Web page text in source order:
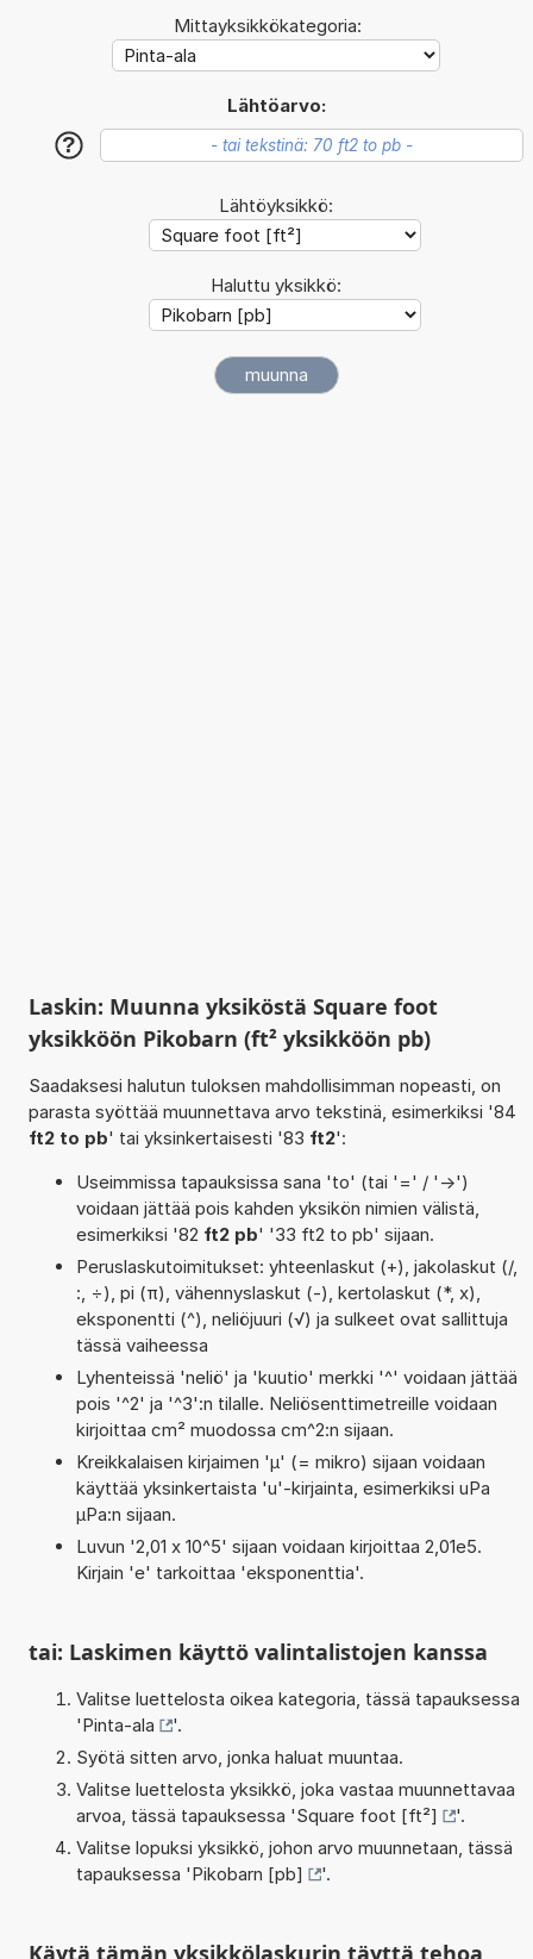
Mittayksikkökategoria:
Lähtöarvo:
?
Lähtöyksikkö:
Haluttu yksikkö:
Laskin: Muunna yksiköstä Square foot
yksikköön Pikobarn (ft² yksikköön pb)
Saadaksesi halutun tuloksen mahdollisimman nopeasti, on
parasta syöttää muunnettava arvo tekstinä, esimerkiksi '84
ft2 to pb' tai yksinkertaisesti '83 ft2':
Useimmissa tapauksissa sana 'to' (tai '=' / '->')
voidaan jättää pois kahden yksikön nimien välistä,
esimerkiksi '82 ft2 pb' '33 ft2 to pb' sijaan.
Peruslaskutoimitukset: yhteenlaskut (+), jakolaskut (/,
:, ÷), pi (π), vähennyslaskut (-), kertolaskut (*, x),
eksponentti (^), neliöjuuri (√) ja sulkeet ovat sallittuja
tässä vaiheessa
Lyhenteissä 'neliö' ja 'kuutio' merkki '^' voidaan jättää
pois '^2' ja '^3':n tilalle. Neliösenttimetreille voidaan
kirjoittaa cm² muodossa cm^2:n sijaan.
Kreikkalaisen kirjaimen 'µ' (= mikro) sijaan voidaan
käyttää yksinkertaista 'u'-kirjainta, esimerkiksi uPa
µPa:n sijaan.
Luvun '2,01 x 10^5' sijaan voidaan kirjoittaa 2,01e5.
Kirjain 'e' tarkoittaa 'eksponenttia'.
tai: Laskimen käyttö valintalistojen kanssa
Valitse luettelosta oikea kategoria, tässä tapauksessa
'Pinta-ala
'.
Syötä sitten arvo, jonka haluat muuntaa.
Valitse luettelosta yksikkö, joka vastaa muunnettavaa
arvoa, tässä tapauksessa 'Square foot [ft²]
'.
Valitse lopuksi yksikkö, johon arvo muunnetaan, tässä
tapauksessa 'Pikobarn [pb] '.
Käytä tämän yksikkölaskurin täyttä tehoa